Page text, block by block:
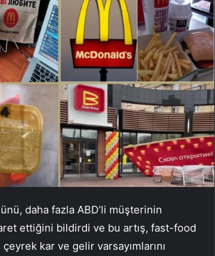
daha fazla ABD’li müşterinin
ettiğini bildirdi ve bu artış, fast-food
kar ve gelir varsayımlarını